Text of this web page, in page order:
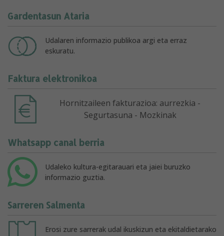
Gardentasun Ataria
Udalaren informazio publikoa argi eta erraz
eskuratu.
Faktura elektronikoa
Hornitzaileen fakturazioa: aurrezkia -
Segurtasuna - Mozkinak
Whatsapp canal berria
Udaleko kultura-egitarauari eta jaiei buruzko
informazio guztia.
Sarreren Salmenta
Erosi zure sarrerak udal ikuskizun eta ekitaldietarako